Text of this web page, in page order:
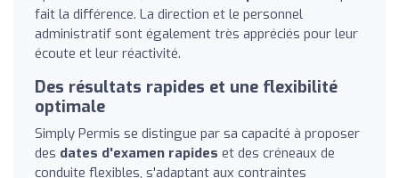
fait la différence. La direction et le personnel
administratif sont également très appréciés pour leur
écoute et leur réactivité.
Des résultats rapides et une flexibilité
optimale
Simply Permis se distingue par sa capacité à proposer
des dates d'examen rapides et des créneaux de
conduite flexibles, s'adaptant aux contraintes